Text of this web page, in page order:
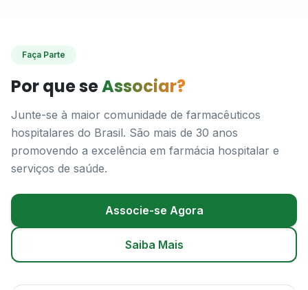
Faça Parte
Por que seAssociar?
Junte-se à maior comunidade de farmacêuticos
hospitalares do Brasil. São mais de 30 anos
promovendo a excelência em farmácia hospitalar e
serviços de saúde.
Associe-se Agora
Saiba Mais